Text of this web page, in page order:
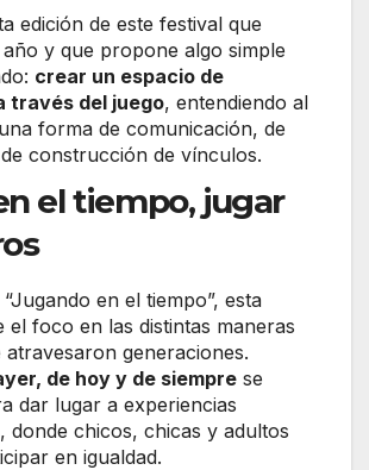
edición de este festival que
y que propone algo simple
crear un espacio de
través del juego, entendiendo al
forma de comunicación, de
construcción de vínculos.
el tiempo, jugar
en el tiempo”, esta
el foco en las distintas maneras
atravesaron generaciones.
de hoy y de siempre se
dar lugar a experiencias
donde chicos, chicas y adultos
en igualdad.